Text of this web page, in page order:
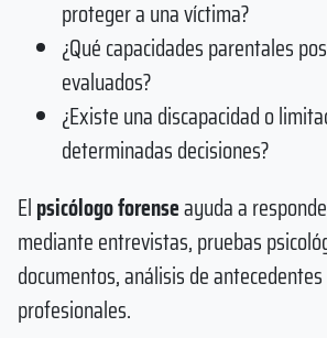
proteger a una víctima?
¿Qué capacidades parentales
evaluados?
¿Existe una discapacidad o
determinadas decisiones?
Elpsicólogo forenseayuda a
mediante entrevistas, pruebas
documentos, análisis de
profesionales.